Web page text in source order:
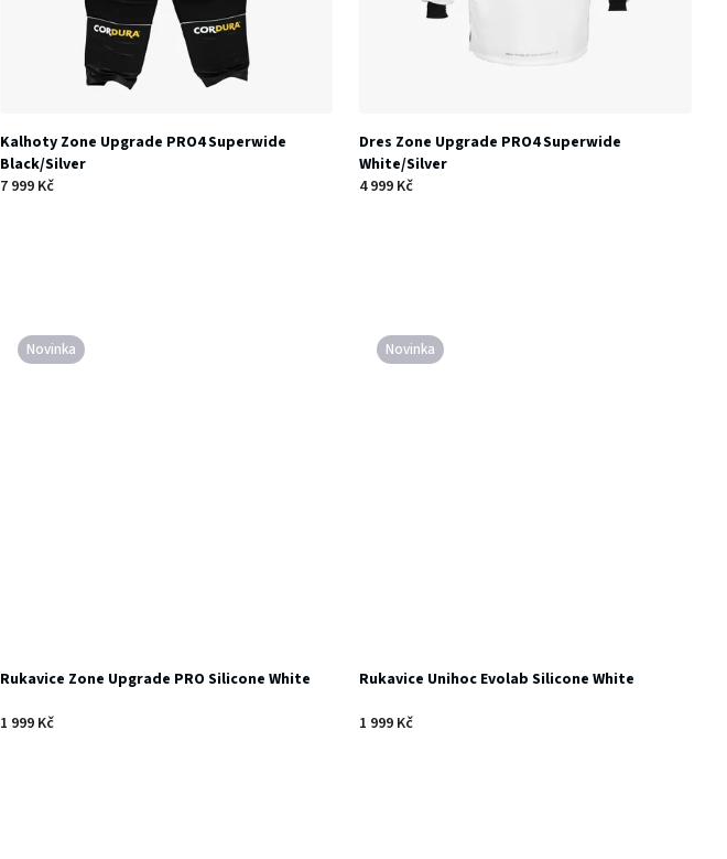
Kalhoty Zone Upgrade PRO4 Superwide
Black/Silver
7 999 Kč
Dres Zone Upgrade PRO4 Superwide
White/Silver
4 999 Kč
Novinka
Rukavice Zone Upgrade PRO Silicone White
1 999 Kč
Novinka
Rukavice Unihoc Evolab Silicone White
1 999 Kč